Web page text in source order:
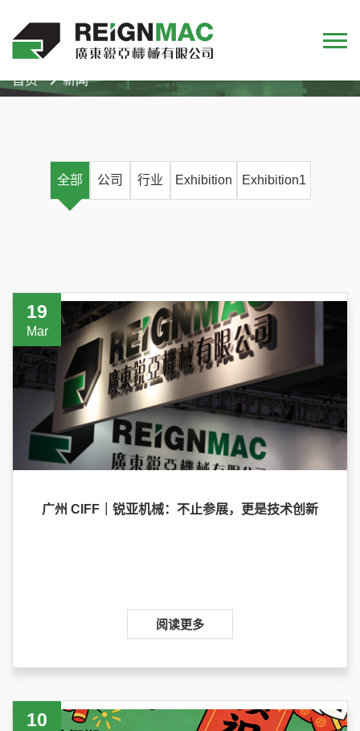
首页 新闻
全部 公司 行业 Exhibition Exhibition1
广州 CIFF｜锐亚机械：不止参展，更是技术创新
阅读更多
19
Mar
10